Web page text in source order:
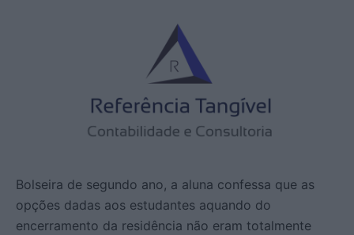
Bolseira de segundo ano, a aluna confessa que as
opções dadas aos estudantes aquando do
encerramento da residência não eram totalmente